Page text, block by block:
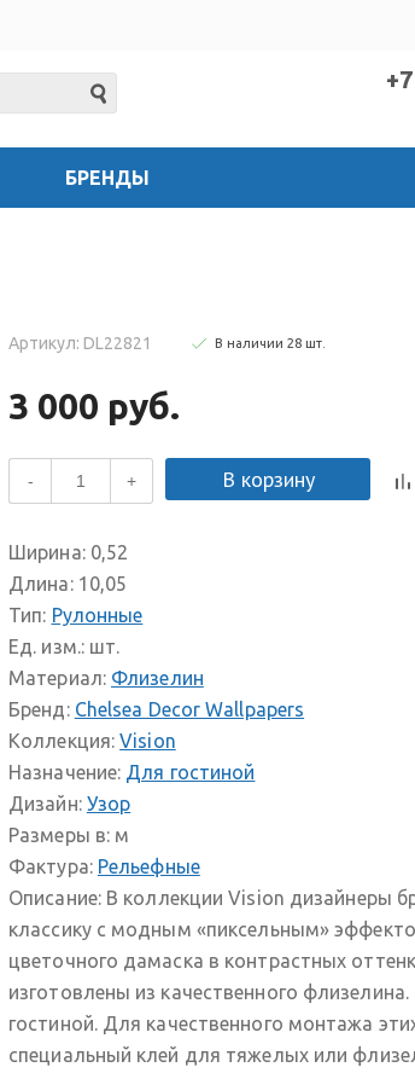
БРЕНДЫ
Артикул: DL22821 В наличии 28 шт
3 000 руб.
- + В корзину
Ширина:0,52
Длина:10,05
Тип: Рулонные
Ед. изм.:шт.
Материал: Флизелин
Бренд: Chelsea Decor Wallpapers
Коллекция: Vision
Назначение: Для гостиной
Дизайн: Узор
Размеры в: м
Фактура: Рельефные
Описание:В коллекции Vision дизайнеры
классику с модным «пиксельным»
цветочного дамаска в контрастных
изготовлены из качественного
гостиной. Для качественного монтажа
специальный клей для тяжелых или